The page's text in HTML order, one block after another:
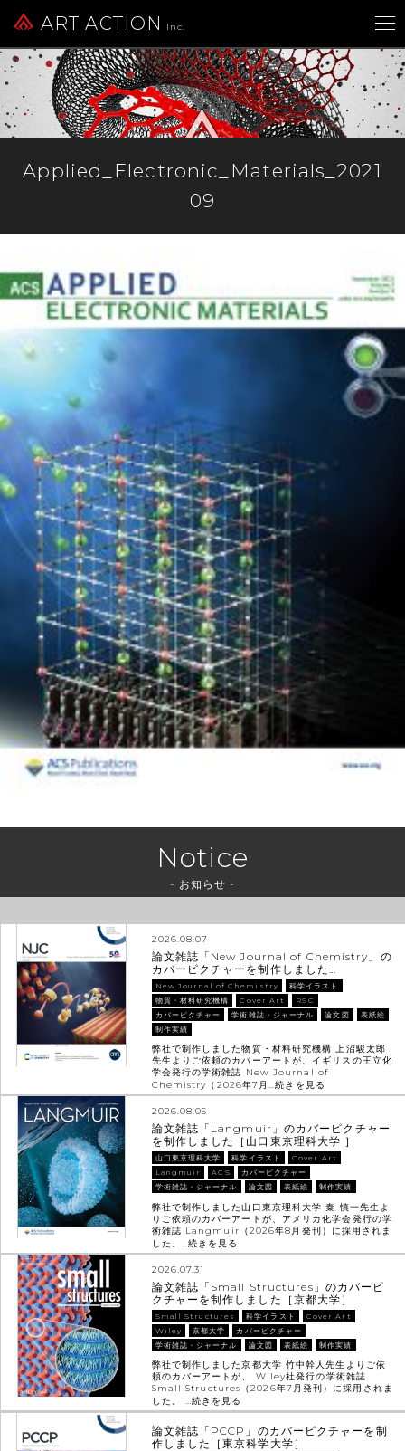
ART ACTION Inc.
Applied_Electronic_Materials_2021
09
Notice
- お知らせ -
2026.08.07
論文雑誌「New Journal of Chemistry」の
カバーピクチャーを制作しました…
New Journal of Chemistry
科学イラスト
物質・材料研究機構
Cover Art
RSC
カバーピクチャー
学術雑誌・ジャーナル 論文図
表紙絵
制作実績
弊社で制作しました物質・材料研究機構 上沼駿太郎
先生よりご依頼のカバーアートが、イギリスの王立化
学会発行の学術雑誌 New Journal of
Chemistry（2026年7月…続きを見る
2026.08.05
論文雑誌「Langmuir」のカバーピクチャー
を制作しました［山口東京理科大学 ］
山口東京理科大学 科学イラスト
Cover Art
Langmuir
ACS
カバーピクチャー
学術雑誌・ジャーナル
論文図 表紙絵 制作実績
弊社で制作しました山口東京理科大学 秦 慎一先生よ
りご依頼のカバーアートが、アメリカ化学会発行の学
術雑誌 Langmuir（2026年8月発刊）に採用されま
した。… 続きを見る
2026.07.31
論文雑誌「Small Structures」のカバーピ
クチャーを制作しました［京都大学］
Small Structures 科学イラスト
Cover Art
Wiley
京都大学
カバーピクチャー
学術雑誌・ジャーナル
論文図 表紙絵 制作実績
弊社で制作しました京都大学 竹中幹人先生よりご依
頼のカバーアートが、 Wiley社発行の学術雑誌
Small Structures（2026年7月発刊）に採用されま
した。 …続きを見る
論文雑誌「PCCP」のカバーピクチャーを制
作しました［東京科学大学］